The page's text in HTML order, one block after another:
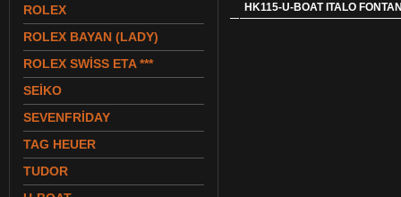
ROLEX
ROLEX BAYAN (LADY)
ROLEX SWİSS ETA ***
SEİKO
SEVENFRİDAY
TAG HEUER
TUDOR
HK115-U-BOAT ITALO